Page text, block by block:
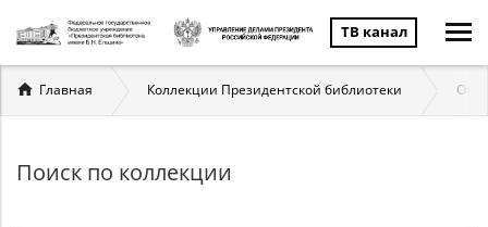
ТВ канал
Вы
здесь
Главная Коллекции Президентской библиотеки
Поиск по коллекции